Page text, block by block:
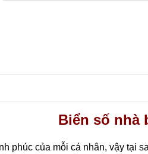
Biển số nhà
phúc của mỗi cá nhân, vậy tại